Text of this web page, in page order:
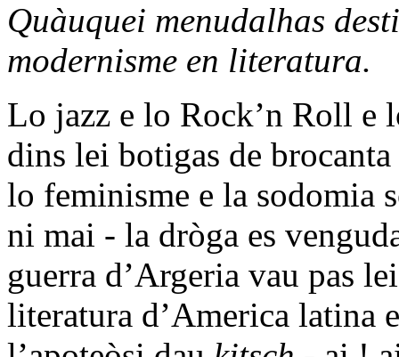
Quàuquei menudalhas
modernisme en literatura.
Lo jazz e lo Rock’n Roll e
dins lei botigas de
lo feminisme e la sodomia
ni mai - la dròga es
guerra d’Argeria vau pas
literatura d’America latina